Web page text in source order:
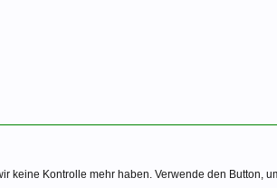
keine Kontrolle mehr haben. Verwende den Button,